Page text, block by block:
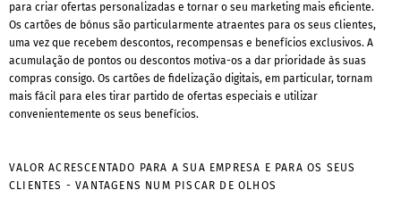
para criar ofertas personalizadas e tornar o seu marketing mais eficiente.
Os cartões de bónus são particularmente atraentes para os seus clientes,
uma vez que recebem descontos, recompensas e benefícios exclusivos. A
acumulação de pontos ou descontos motiva-os a dar prioridade às suas
compras consigo. Os cartões de fidelização digitais, em particular, tornam
mais fácil para eles tirar partido de ofertas especiais e utilizar
convenientemente os seus benefícios.
VALOR ACRESCENTADO PARA A SUA EMPRESA E PARA OS SEUS
CLIENTES - VANTAGENS NUM PISCAR DE OLHOS